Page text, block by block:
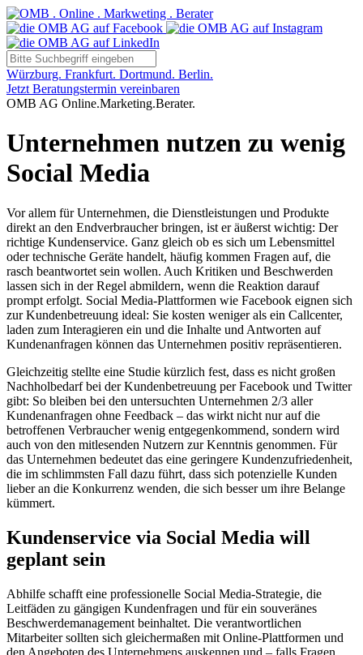
Würzburg. Frankfurt. Dortmund. Berlin.
Jetzt Beratungstermin vereinbaren
OMB AG Online.Marketing.Berater.
Unternehmen nutzen zu wenig
Social Media
Vor allem für Unternehmen, die Dienstleistungen und Produkte
direkt an den Endverbraucher bringen, ist er äußerst wichtig: Der
richtige Kundenservice. Ganz gleich ob es sich um Lebensmittel
oder technische Geräte handelt, häufig kommen Fragen auf, die
rasch beantwortet sein wollen. Auch Kritiken und Beschwerden
lassen sich in der Regel abmildern, wenn die Reaktion darauf
prompt erfolgt. Social Media-Plattformen wie Facebook eignen sich
zur Kundenbetreuung ideal: Sie kosten weniger als ein Callcenter,
laden zum Interagieren ein und die Inhalte und Antworten auf
Kundenanfragen können das Unternehmen positiv repräsentieren.
Gleichzeitig stellte eine Studie kürzlich fest, dass es nicht großen
Nachholbedarf bei der Kundenbetreuung per Facebook und Twitter
gibt: So bleiben bei den untersuchten Unternehmen 2/3 aller
Kundenanfragen ohne Feedback – das wirkt nicht nur auf die
betroffenen Verbraucher wenig entgegenkommend, sondern wird
auch von den mitlesenden Nutzern zur Kenntnis genommen. Für
das Unternehmen bedeutet das eine geringere Kundenzufriedenheit,
die im schlimmsten Fall dazu führt, dass sich potenzielle Kunden
lieber an die Konkurrenz wenden, die sich besser um ihre Belange
kümmert.
Kundenservice via Social Media will
geplant sein
Abhilfe schafft eine professionelle Social Media-Strategie, die
Leitfäden zu gängigen Kundenfragen und für ein souveränes
Beschwerdemanagement beinhaltet. Die verantwortlichen
Mitarbeiter sollten sich gleichermaßen mit Online-Plattformen und
den Angeboten des Unternehmens auskennen und – falls Fragen